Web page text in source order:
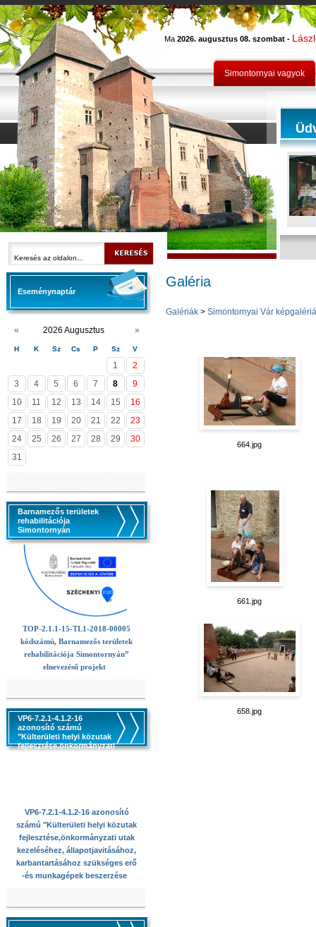
Ma 2026. augusztus 08. szombat -
Simontornyai vagyok
Eseménynaptár
« 2026 Augusztus »
H K Sz Cs P Sz V
1
2
3
4 5 6 7 8
9
10
11 12 13 14 15
16
17
18 19 20 21 22
23
24
25 26 27 28 29
30
31
Barnamezős területek
rehabilitációja
Simontornyán
TOP-2.1.1-15-TL1-2018-00005
kódszámú, Barnamezős területek
rehabilitációja Simontornyán”
elnevezésű projekt
VP6-7.2.1-4.1.2-16
azonosító számú
"Külterületi helyi közutak
fejlesztése,önkormányzati
VP6-7.2.1-4.1.2-16 azonosító
számú "Külterületi helyi közutak
fejlesztése,önkormányzati utak
kezeléséhez, állapotjavitásához,
karbantartásához szükséges erő
-és munkagépek beszerzése
Galéria
Galériák > Simontornyai Vár
664.jpg
661.jpg
658.jpg